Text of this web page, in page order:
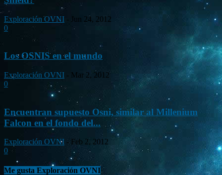
Exploración OVNI - Jun 24, 2012
0
Los OSNIS en el mundo
Exploración OVNI - Mar 2, 2012
0
Encuentran supuesto Osni, similar al Millenium
Falcon en el fondo del...
Exploración OVNI - Feb 2, 2012
0
Me gusta Exploración OVNI